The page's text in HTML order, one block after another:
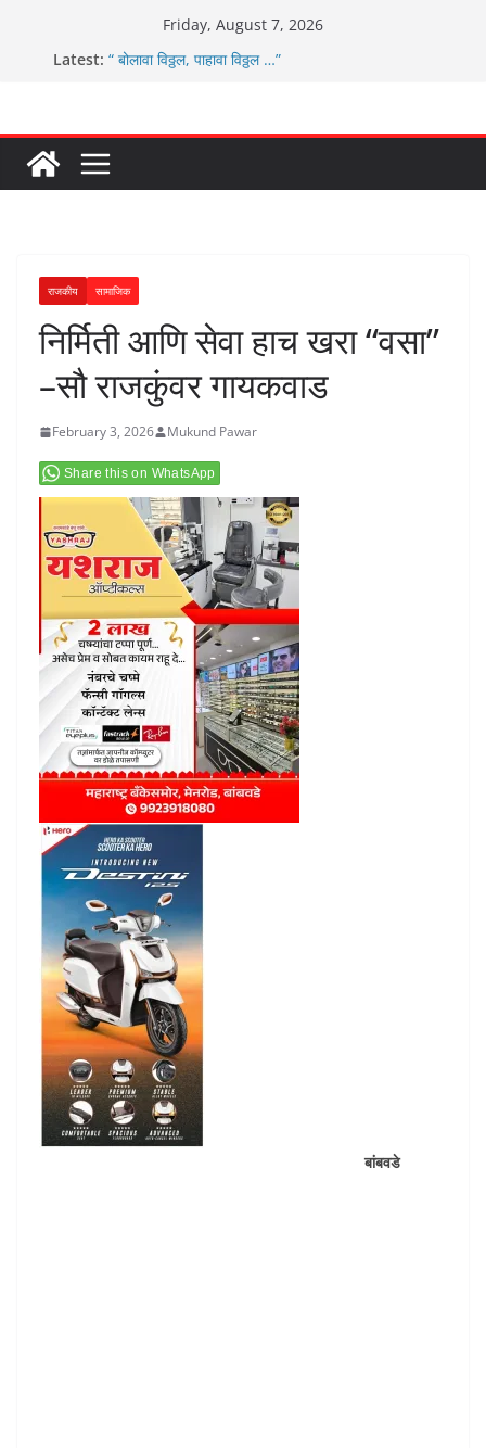
Friday, August 7, 2026
Latest: “ बोलावा विठ्ठल, पाहावा विठ्ठल …”
राजकीय सामाजिक
निर्मिती आणि सेवा हाच खरा “वसा”
–सौ राजकुंवर गायकवाड
February 3, 2026 Mukund Pawar
Share this on WhatsApp
बांबवडे